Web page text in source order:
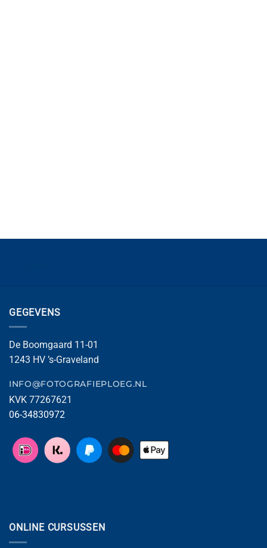
GEGEVENS
De Boomgaard 11-01
1243 HV ’s-Graveland
INFO@FOTOGRAFIEPLOEG.NL
KVK 77267621
06-34830972
ONLINE CURSUSSEN